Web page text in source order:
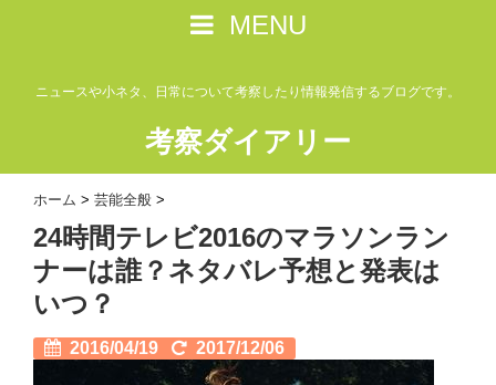
MENU
ニュースや小ネタ、日常について考察したり情報発信するブログです。
考察ダイアリー
ホーム > 芸能全般 >
24時間テレビ2016のマラソンラン
ナーは誰？ネタバレ予想と発表は
いつ？
2016/04/19 2017/12/06